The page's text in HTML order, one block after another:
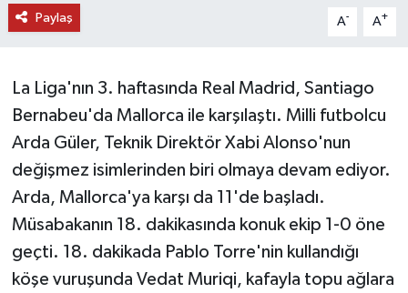
Paylaş A- A+
La Liga'nın 3. haftasında Real Madrid, Santiago
Bernabeu'da Mallorca ile karşılaştı. Milli futbolcu
Arda Güler, Teknik Direktör Xabi Alonso'nun
değişmez isimlerinden biri olmaya devam ediyor.
Arda, Mallorca'ya karşı da 11'de başladı.
Müsabakanın 18. dakikasında konuk ekip 1-0 öne
geçti. 18. dakikada Pablo Torre'nin kullandığı
köşe vuruşunda Vedat Muriqi, kafayla topu ağlara
RÖPORTAJ
YAZARLAR
RESMİ İLAN
MAGAZİN